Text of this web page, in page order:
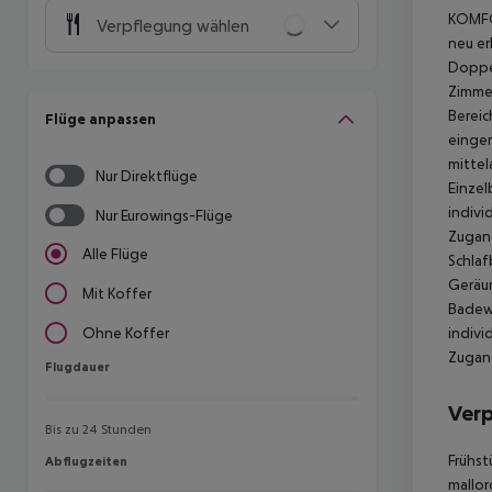
Verpflegung wählen
Flüge anpassen
Nur Direktflüge
Nur Eurowings-Flüge
Alle Flüge
Mit Koffer
Ohne Koffer
Flugdauer
Flugdauer
Bis zu 24 Stunden
Abflugzeiten
Abflugzeiten
neu